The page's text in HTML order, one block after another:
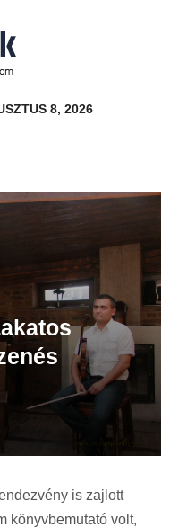
8, 2026
is zajlott
könyvbemutató volt,